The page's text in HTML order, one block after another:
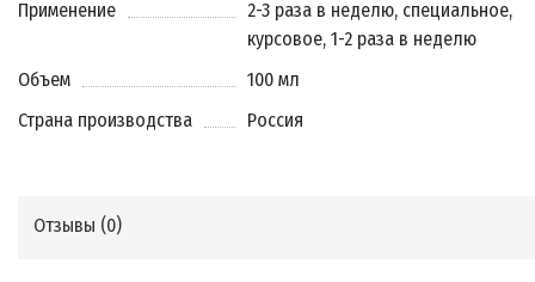
Применение
2-3 раза в неделю, специальное,
курсовое, 1-2 раза в неделю
Объем
100 мл
Страна производства
Россия
Отзывы (0)